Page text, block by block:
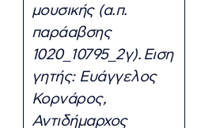
μουσικής (α.π.
παράαβσης
1020_10795_2γ). Ειση
γητής: Ευάγγελος
Κορνάρος,
Αντιδήμαρχος